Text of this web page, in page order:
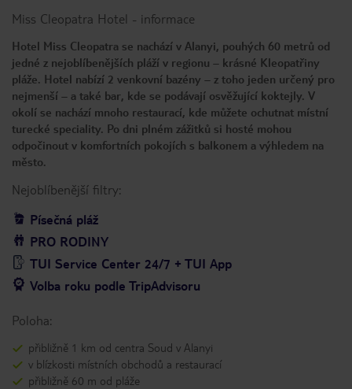
Miss Cleopatra Hotel - informace
Hotel Miss Cleopatra se nachází v Alanyi, pouhých 60 metrů od
jedné z nejoblíbenějších pláží v regionu – krásné Kleopatřiny
pláže. Hotel nabízí 2 venkovní bazény – z toho jeden určený pro
nejmenší – a také bar, kde se podávají osvěžující koktejly. V
okolí se nachází mnoho restaurací, kde můžete ochutnat místní
turecké speciality. Po dni plném zážitků si hosté mohou
odpočinout v komfortních pokojích s balkonem a výhledem na
město.
Nejoblíbenější filtry:
Písečná pláž
PRO RODINY
TUI Service Center 24/7 + TUI App
Volba roku podle TripAdvisoru
Poloha:
přibližně 1 km od centra Soud v Alanyi
v blízkosti místních obchodů a restaurací
přibližně 60 m od pláže